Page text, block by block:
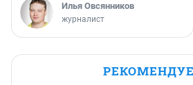
Илья Овсянников
журналист